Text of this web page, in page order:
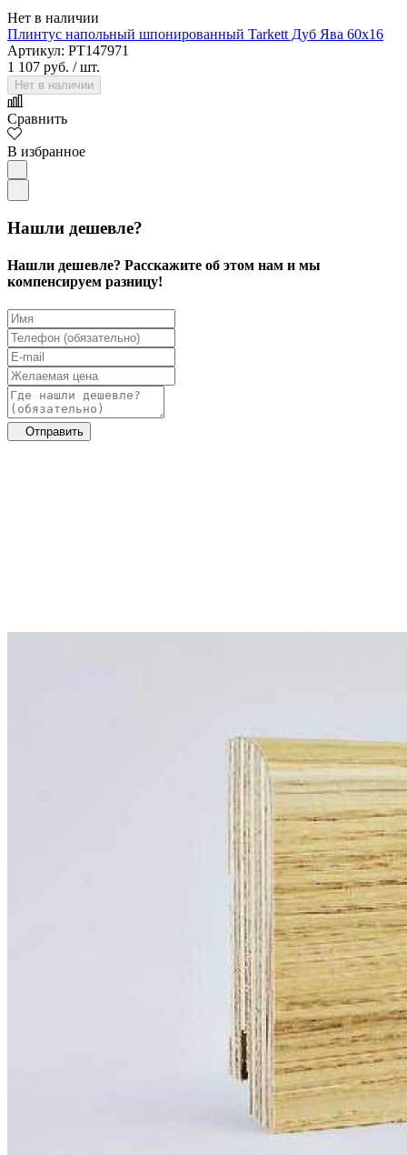
Нет в наличии
Плинтус напольный шпонированный Tarkett Дуб Ява 60х16
Артикул: PT147971
1 107 руб. / шт.
Нет в наличии
Сравнить
В избранное
Нашли дешевле?
Нашли дешевле? Расскажите об этом нам и мы
компенсируем разницу!
Отправить